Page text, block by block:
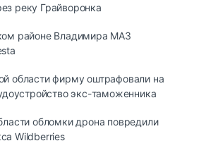
реку Грайворонка
районе Владимира МАЗ
области фирму оштрафовали на
экс-таможенника
обломки дрона повредили
Wildberries